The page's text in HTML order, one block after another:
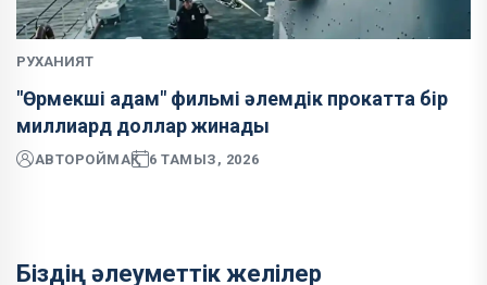
РУХАНИЯТ
"Өрмекші адам" фильмі әлемдік прокатта бір
миллиард доллар жинады
АВТОРОЙМАҚ 6 ТАМЫЗ, 2026
Біздің әлеуметтік желілер